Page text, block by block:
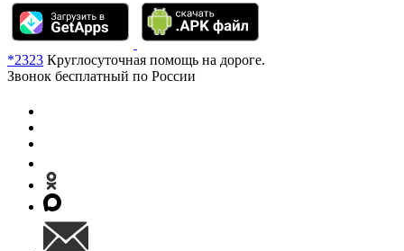
*2323 Круглосуточная помощь на дороге.
Звонок бесплатный по России